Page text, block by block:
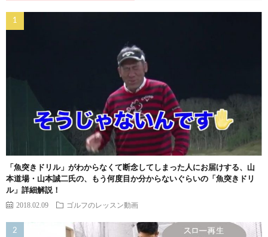
「魚突きドリル」がわからなくて断念してしまった人にお届けする、山
本道場・山本誠二氏の、もう何度目か分からないぐらいの「魚突きドリ
ル」詳細解説！
2018.02.09 ゴルフのレッスン動画